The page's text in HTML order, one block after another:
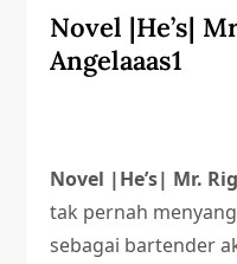
Novel |He’s|
Angelaaas1
Novel |He’s| Mr.
tak pernah
sebagai bartender